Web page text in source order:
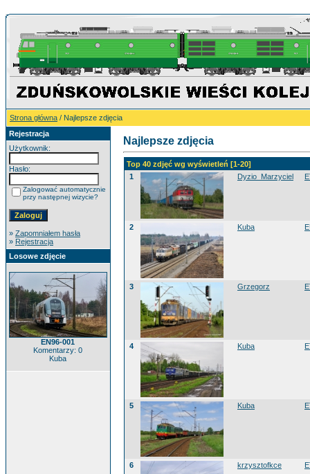
Strona główna / Najlepsze zdjęcia
Rejestracja
Użytkownik:
Hasło:
Zalogować automatycznie
przy następnej wizycie?
» Zapomniałem hasła
» Rejestracja
Losowe zdjęcie
EN96-001
Komentarzy: 0
Kuba
Najlepsze zdjęcia
Top 40 zdjęć wg wyświetleń [1-20]
1
Dyzio_Marzyciel
2 Kuba
3 Grzegorz
4 Kuba
5 Kuba
6 krzysztofkce